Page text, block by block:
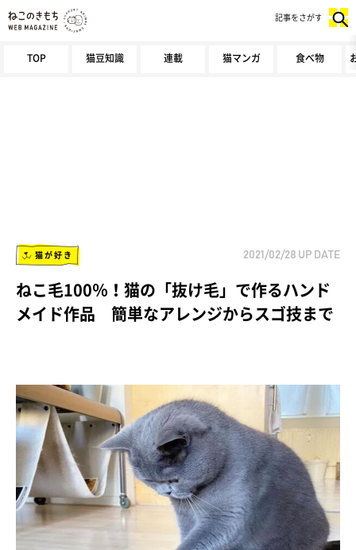
TOP 猫豆知識 連載 猫マンガ 食べ物
記事をさがす
猫が好き 2021/02/28 UP DATE
ねこ毛100％！猫の「抜け毛」で作るハンド
メイド作品 簡単なアレンジからスゴ技まで